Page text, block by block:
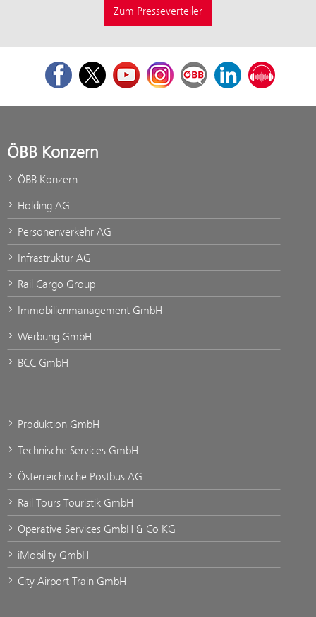
Zum Presseverteiler
FacebookTwitterYoutubeInstagramÖBB Corporate Blog
LinkedInPodcast
ÖBB Konzern
ÖBB Konzern
Holding AG
Personenverkehr AG
Infrastruktur AG
Rail Cargo Group
Immobilienmanagement GmbH
Werbung GmbH
BCC GmbH
Produktion GmbH
Technische Services GmbH
Österreichische Postbus AG
Rail Tours Touristik GmbH
Operative Services GmbH & Co KG
iMobility GmbH
City Airport Train GmbH